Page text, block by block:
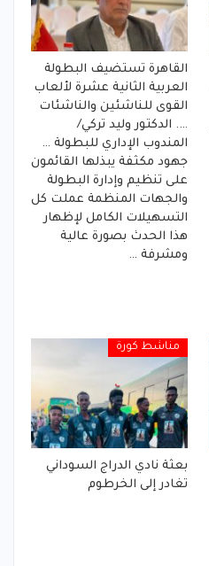
القاهرة تستضيف البطولة
العربية الثانية عشرة لألعاب
القوى للناشئين والناشئات
…. الدكتور وليد تركي/
المندوب الإداري للبطولة …
جهود مكثفة يبذلها القائمون
على تنظيم وإدارة البطولة
والجهات المنظمة عملت كل
التسهيلات الكامل لإظهار
هذا الحدث بصورة عالية
ومشرفة …
مناشط كورة
بعثة نادي الدراج السوداني
تغادر إلى الخرطوم